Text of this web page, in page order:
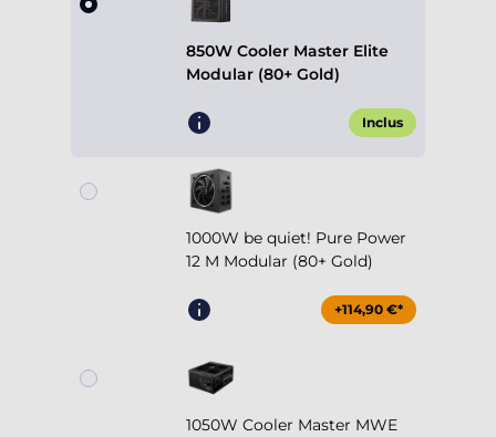
850W Cooler Master Elite
Modular (80+ Gold)
Inclus
1000W be quiet! Pure Power
12 M Modular (80+ Gold)
+114,90 €*
1050W Cooler Master MWE